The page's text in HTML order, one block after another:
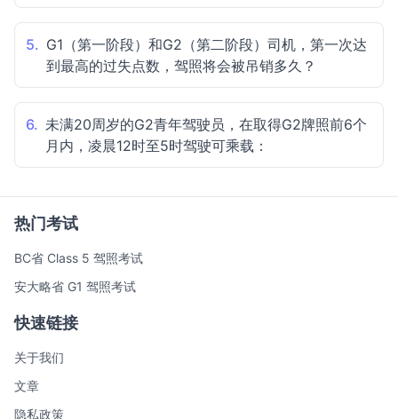
5. G1（第一阶段）和G2（第二阶段）司机，第一次达
到最高的过失点数，驾照将会被吊销多久？
6. 未满20周岁的G2青年驾驶员，在取得G2牌照前6个
月内，凌晨12时至5时驾驶可乘载：
热门考试
BC省 Class 5 驾照考试
安大略省 G1 驾照考试
快速链接
关于我们
文章
隐私政策